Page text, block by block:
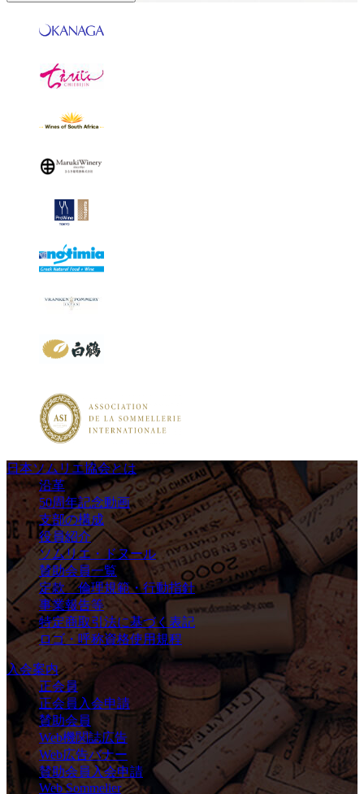
日本ソムリエ協会とは
沿革
50周年記念動画
支部の構成
役員紹介
ソムリエ・ドヌール
賛助会員一覧
定款 倫理規範・行動指針
事業報告等
特定商取引法に基づく表記
ロゴ・呼称資格使用規程
入会案内
正会員
正会員入会申請
賛助会員
Web機関誌広告
Web広告バナー
賛助会員入会申請
Web Sommelier